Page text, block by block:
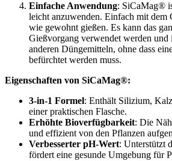
Einfache Anwendung: SiCaMag®
leicht anzuwenden. Einfach mit dem
wie gewohnt gießen. Es kann das
Gießvorgang verwendet werden und
anderen Düngemitteln, ohne dass
befürchtet werden muss.
Eigenschaften von SiCaMag®:
3-in-1 Formel: Enthält Silizium,
einer praktischen Flasche.
Erhöhte Bioverfügbarkeit: Die
und effizient von den Pflanzen
Verbesserter pH-Wert: Unterstützt
fördert eine gesunde Umgebung für